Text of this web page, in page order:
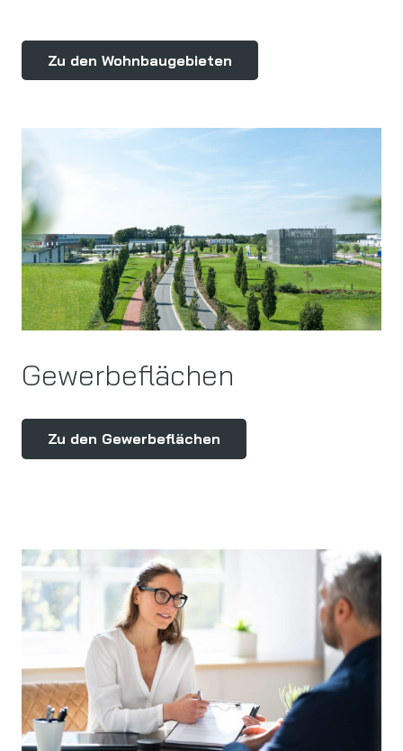
Zu den Wohnbaugebieten
Gewerbeflächen
Zu den Gewerbeflächen